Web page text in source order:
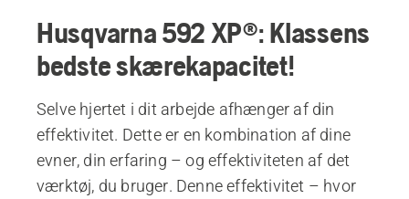
Husqvarna 592 XP®: Klassens
bedste skærekapacitet!
Selve hjertet i dit arbejde afhænger af din
effektivitet. Dette er en kombination af dine
evner, din erfaring – og effektiviteten af det
værktøj, du bruger. Denne effektivitet – hvor